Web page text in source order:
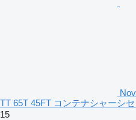
TT 65T 45FT コンテナシャーシ
15